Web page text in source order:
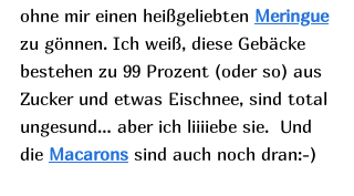
ohne mir einen heißgeliebten Meringue
zu gönnen. Ich weiß, diese Gebäcke
bestehen zu 99 Prozent (oder so) aus
Zucker und etwas Eischnee, sind total
ungesund… aber ich liiiiebe sie.  Und
die Macarons sind auch noch dran:-)